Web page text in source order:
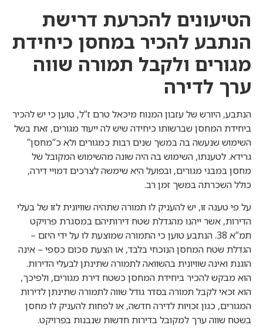
הטיעונים להכרעת דרישת
הנתבע להכיר במחסן כיחידת
מגורים ולקבל תמורה שווה
ערך לדירה
הנתבע, היורש של עזבון המנוח מיכאל טרם ז”ל, טוען כי יש להכיר
ביחידת המחסן שברשותו כיחידה שיש לה ייעוד מגורים, זאת בשל
השימוש שנעשה בה במשך שנים רבות כמגורים ולא כ”מחסן”
גרידא. לטענתו, השימוש בה היה שונה מהשימוש המקובל של
מחסן במבני מגורים, ובפועל היא שימשה לצרכים דמויי דירה,
כולל השכרתה במשך זמן רב.
על פי טענה זו, יש להעניק לו תמורה שתהיה שוויונית לזו של בעלי
הדירות, אשר ייהנו מהגדלת שטח דירותיהם במסגרת פרויקט
תמ”א 38. הנתבע טוען כי התמורה שמוצעת לו על ידי היזם –
הגדלת שטח המחסן הנוכחי בלבד, או הצעת סכום כספי – אינה
הוגנת ואינה שוויונית בהשוואה לתמורה שתינתן לבעלי הדירות.
הוא מבקש להכיר ביחידת המחסן כשטח דירת מגורים, ולפיכך,
הוא זכאי לקבל תמורה בסדר גודל שווה לתמורה שתינתן לדירות
המגורים, כגון זכויות לדירה חדשה, או לפחות להעניק לו מחסן
בשטח שווה ערך למקובל בדירות חדשות שנבנות בפרויקט.